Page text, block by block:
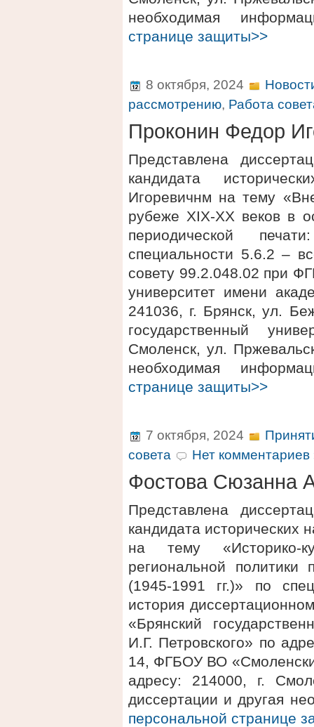
необходимая
странице защиты>>
8 октября, 2024
рассмотрению, Работа
Проконин Федор
Представлена
кандидата
Игоревичнм на тему
рубеже XIX-XX веков в
периодической
специальности 5.6.2 –
совету 99.2.048.02 при
университет имени
241036, г. Брянск, ул.
государственный
Смоленск, ул.
необходимая
странице защиты>>
7 октября, 2024
совета
Нет комментариев
Фостова Сюзанна
Представлена
кандидата исторических
на тему «Историко-
региональной политики
(1945-1991 гг.)» по
история
«Брянский
И.Г. Петровского» по
14, ФГБОУ ВО
адресу: 214000, г.
диссертации и другая
персональной странице